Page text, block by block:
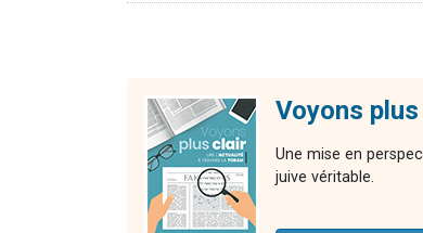
Voyons
Une mise en
juive véritable.